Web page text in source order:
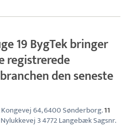
19 BygTek bringer
registrerede
den seneste
64, 6400 Sønderborg.11
3 4772 Langebæk Sagsnr.